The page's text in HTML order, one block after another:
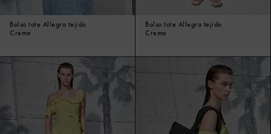
Bolso tote Allegra tejido
Crema
Bolso tote Allegra tejido
Crema